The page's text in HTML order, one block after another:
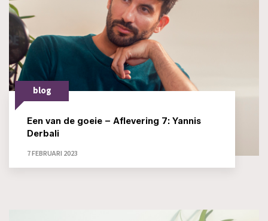
blog
Een van de goeie – Aflevering 7: Yannis
Derbali
7 FEBRUARI 2023